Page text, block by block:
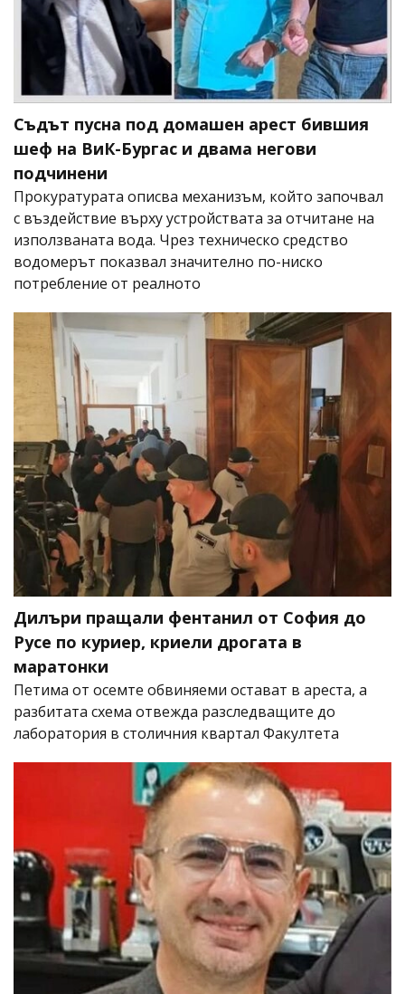
Съдът пусна под домашен арест бившия
шеф на ВиК-Бургас и двама негови
подчинени
Прокуратурата описва механизъм, който започвал
с въздействие върху устройствата за отчитане на
използваната вода. Чрез техническо средство
водомерът показвал значително по-ниско
потребление от реалното
Дилъри пращали фентанил от София до
Русе по куриер, криели дрогата в
маратонки
Петима от осемте обвиняеми остават в ареста, а
разбитата схема отвежда разследващите до
лаборатория в столичния квартал Факултета